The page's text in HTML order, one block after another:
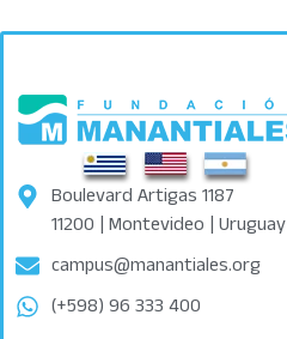
Boulevard Artigas 1187
11200 | Montevideo | Uruguay
campus@manantiales.org
(+598) 96 333 400